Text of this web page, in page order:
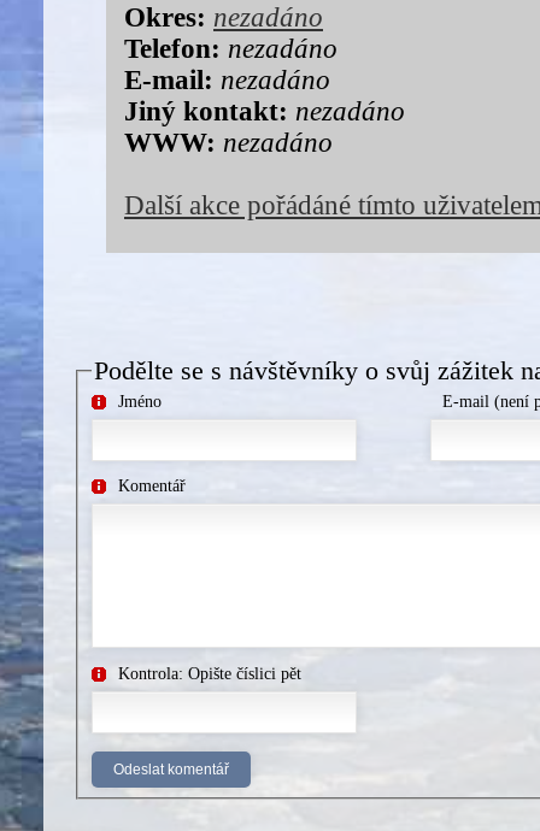
Okres: nezadáno
Telefon: nezadáno
E-mail: nezadáno
Jiný kontakt: nezadáno
WWW: nezadáno
Další akce pořádáné tímto
Podělte se s návštěvníky o svůj zážitek
Jméno E-mail (není
Komentář
Kontrola: Opište číslici pět